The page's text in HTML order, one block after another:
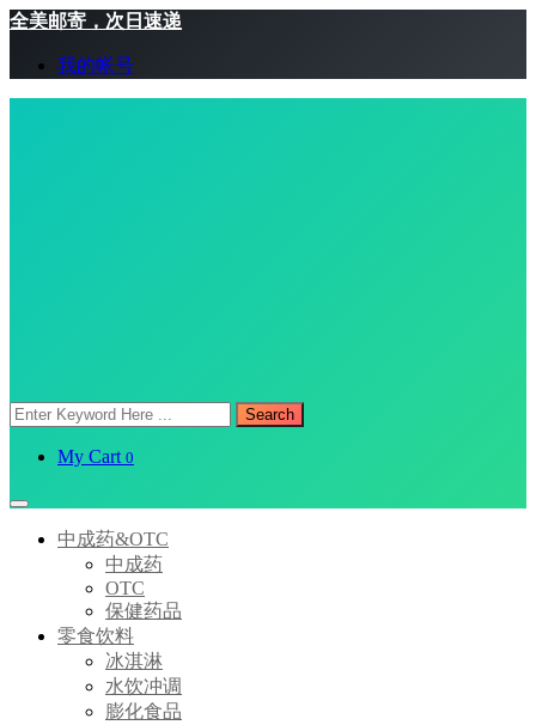
全美邮寄，次日速递
我的帐号
Search
My Cart 0
中成药&OTC
中成药
OTC
保健药品
零食饮料
冰淇淋
水饮冲调
膨化食品